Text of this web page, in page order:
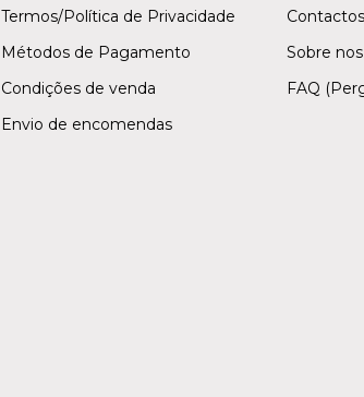
Termos/Política de Privacidade
Métodos de Pagamento
Condições de venda
Envio de encomendas
Contactos
Sobre nos
FAQ